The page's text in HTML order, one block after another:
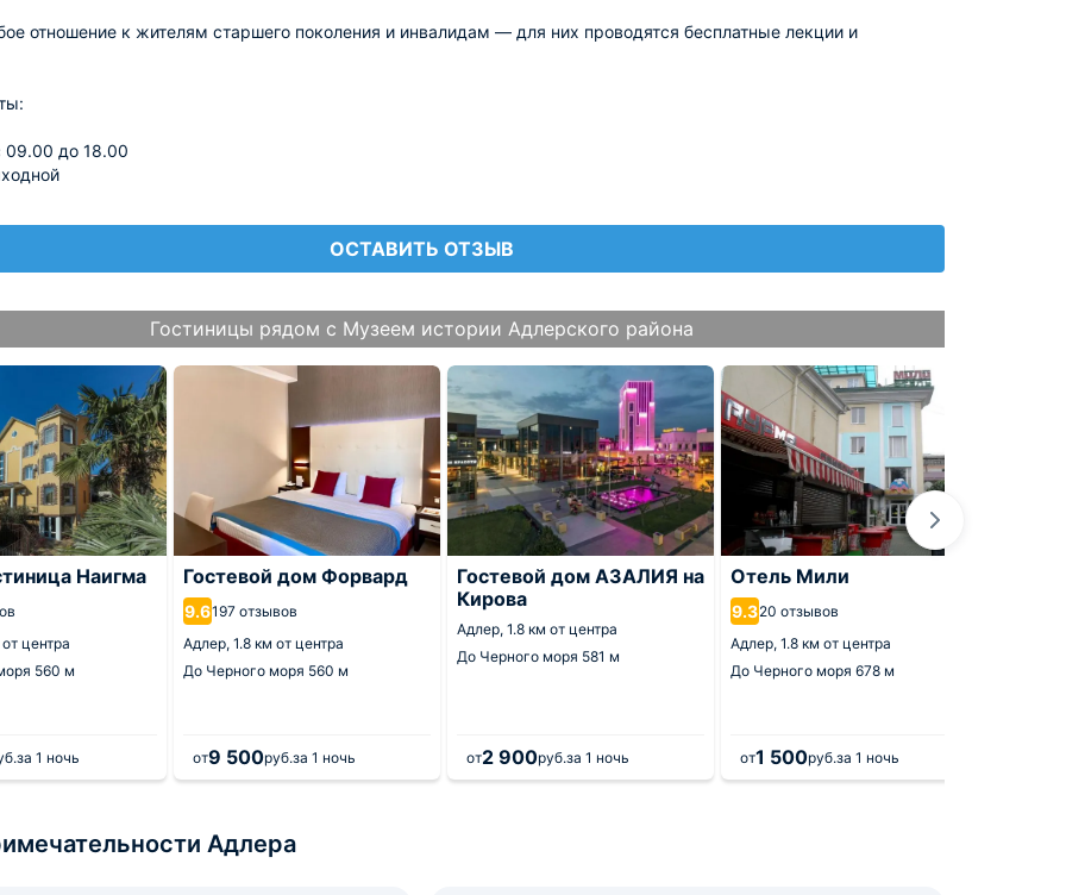
отношение к жителям старшего поколения и инвалидам — для них проводятся бесплатные лекции и
09.00 до 18.00
ОСТАВИТЬ ОТЗЫВ
Гостиницы рядом с Музеем истории Адлерского района
Наигма
центра
560 м
за 1 ночь
Гостевой дом Форвард
9.6197 отзывов
Адлер, 1.8 км от центра
До Черного моря 560 м
от9 500руб.за 1 ночь
Гостевой дом АЗАЛИЯ на
Кирова
Адлер, 1.8 км от центра
До Черного моря 581 м
от2 900руб.за 1 ночь
Отель Мили
9.320 отзывов
Адлер, 1.8 км от центра
До Черного моря 678 м
от1 500руб.за 1 ночь
Адлера